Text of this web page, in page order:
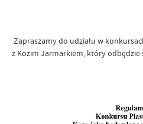
Zapraszamy do udziału w
z Kozim Jarmarkiem, który odbędzie